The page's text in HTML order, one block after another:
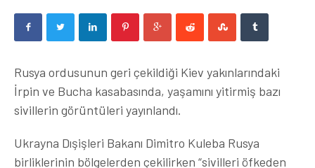
Rusya ordusunun geri çekildiği Kiev yakınlarındaki
İrpin ve Bucha kasabasında, yaşamını yitirmiş bazı
sivillerin görüntüleri yayınlandı.
Ukrayna Dışişleri Bakanı Dimitro Kuleba Rusya
birliklerinin bölgelerden çekilirken “sivilleri öfkeden